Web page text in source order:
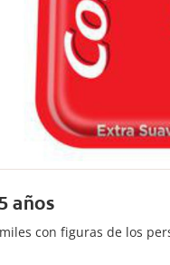
años
con figuras de los